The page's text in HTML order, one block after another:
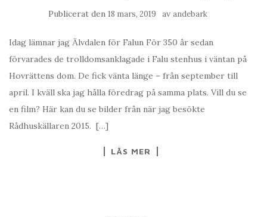
Publicerat den 18 mars, 2019 av andebark
Idag lämnar jag Älvdalen för Falun För 350 år sedan
förvarades de trolldomsanklagade i Falu stenhus i väntan på
Hovrättens dom. De fick vänta länge – från september till
april. I kväll ska jag hålla föredrag på samma plats. Vill du se
en film? Här kan du se bilder från när jag besökte
Rådhuskällaren 2015. […]
LÄS MER